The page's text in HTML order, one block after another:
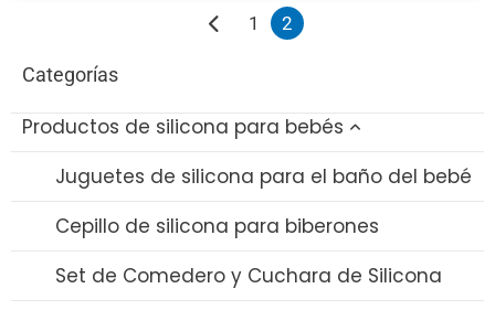
Categorías
Productos de silicona para bebés
Juguetes de silicona para el baño del bebé
Cepillo de silicona para biberones
Set de Comedero y Cuchara de Silicona
1 2